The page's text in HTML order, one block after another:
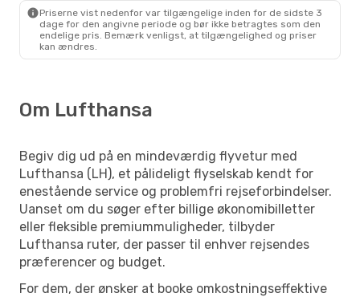
Priserne vist nedenfor var tilgængelige inden for de sidste 3
dage for den angivne periode og bør ikke betragtes som den
endelige pris. Bemærk venligst, at tilgængelighed og priser
kan ændres.
Om Lufthansa
Begiv dig ud på en mindeværdig flyvetur med
Lufthansa (LH), et pålideligt flyselskab kendt for
enestående service og problemfri rejseforbindelser.
Uanset om du søger efter billige økonomibilletter
eller fleksible premiummuligheder, tilbyder
Lufthansa ruter, der passer til enhver rejsendes
præferencer og budget.
For dem, der ønsker at booke omkostningseffektive